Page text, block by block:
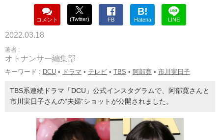
コメント (Twitter) FB
B!
Hatena LINE
2022.03.18
著者 :
オトナンサー編集部
キーワード : DCU • ドラマ • テレビ • TBS • 阿部寛 • 市川実日子
TBS系連続ドラマ「DCU」公式インスタグラムで、阿部寛さんと
市川実日子さんの“夫婦”ショットが公開されました。